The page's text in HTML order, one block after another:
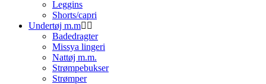
Leggins
Shorts/capri
Undertøj m.m
Badedragter
Missya lingeri
Nattøj m.m.
Strømpebukser
Strømper